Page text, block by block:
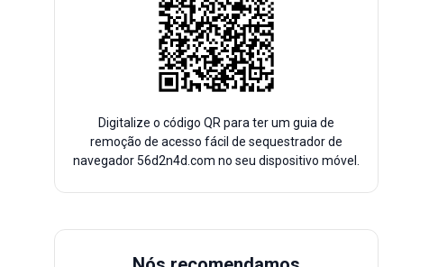
Digitalize o código QR para ter um guia de
remoção de acesso fácil de sequestrador de
navegador 56d2n4d.com no seu dispositivo móvel.